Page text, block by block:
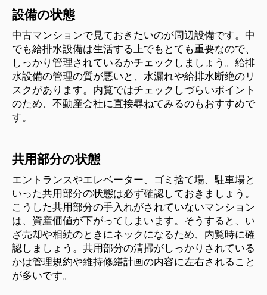
設備の状態
中古マンションで見ておきたいのが周辺設備です。中
でも給排水設備は生活する上でもとても重要なので、
しっかり管理されているかチェックしましょう。給排
水設備の管理の質が悪いと、水漏れや給排水断絶のリ
スクがあります。内覧ではチェックしづらいポイント
のため、不動産会社に直接尋ねてみるのもおすすめで
す。
共用部分の状態
エントランスやエレベーター、ゴミ捨て場、駐車場と
いった共用部分の状態は必ず確認しておきましょう。
こうした共用部分の手入れがされていないマンション
は、資産価値が下がってしまいます。そうすると、い
ざ売却や相続のときにネックになるため、内覧時に確
認しましょう。共用部分の清掃がしっかりされている
かは管理規約や維持修繕計画の内容に左右されること
が多いです。